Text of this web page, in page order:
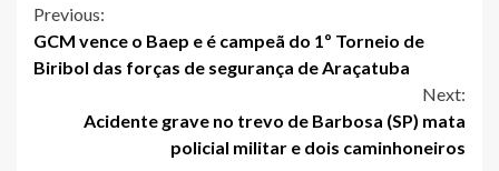
Continue
Reading
Previous:
GCM vence o Baep e é campeã do 1º Torneio de
Biribol das forças de segurança de Araçatuba
Next:
Acidente grave no trevo de Barbosa (SP) mata
policial militar e dois caminhoneiros